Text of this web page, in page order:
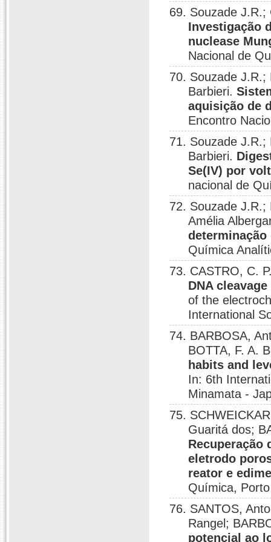
69. Souzade J.R.;
Investigação
nuclease
Nacional de
70. Souzade J.R.;
Barbieri.
aquisição de
Encontro
71. Souzade J.R.;
Barbieri.
Se(IV) por
nacional de
72. Souzade J.R.;
Amélia
determinação
Química
73. CASTRO, C.
DNA
of the
International
74. BARBOSA,
BOTTA, F. A.
habits and
In: 6th
Minamata -
75.
Guaritá dos;
Recuperação
eletrodo
reator e
Química,
76. SANTOS,
Rangel;
potencial ao